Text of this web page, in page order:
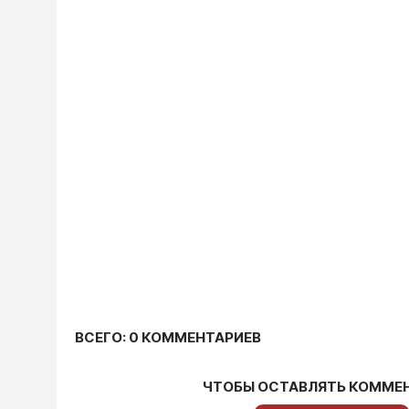
ВСЕГО: 0 КОММЕНТАРИЕВ
ЧТОБЫ ОСТАВЛЯТЬ